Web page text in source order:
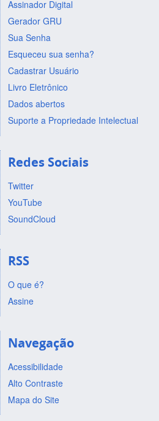
Assinador Digital
Gerador GRU
Sua Senha
Esqueceu sua senha?
Cadastrar Usuário
Livro Eletrônico
Dados abertos
Suporte a Propriedade Intelectual
Redes Sociais
Twitter
YouTube
SoundCloud
RSS
O que é?
Assine
Navegação
Acessibilidade
Alto Contraste
Mapa do Site